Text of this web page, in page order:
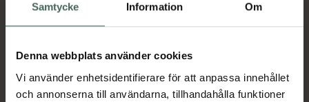
Samtycke Information Om
Denna webbplats använder cookies
Vi använder enhetsidentifierare för att anpassa innehållet
och annonserna till användarna, tillhandahålla funktioner
169 kr
Köp båda för:438 kr